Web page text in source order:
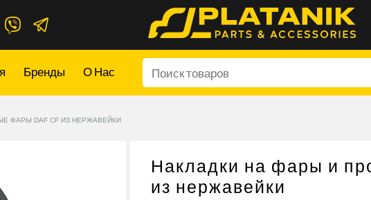
Бренды О Нас
ФАРЫ DAF CF ИЗ НЕРЖАВЕЙКИ
Накладки на фары и
из нержавейки